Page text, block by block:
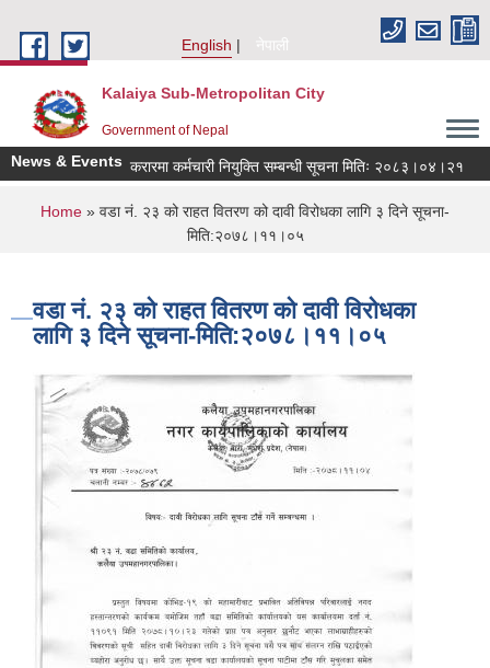
English
नेपाली
Kalaiya Sub-Metropolitan City
Government of Nepal
News & Eventsकरारमा कर्मचारी नियुक्ति सम्बन्धी सूचना मितिः २०८३।०४।२१
You are here
Home » वडा नं. २३ को राहत वितरण को दावी विरोधका लागि ३ दिने सूचना-
मिति:२०७८।११।०५
वडा नं. २३ को राहत वितरण को दावी विरोधका
लागि ३ दिने सूचना-मिति:२०७८।११।०५